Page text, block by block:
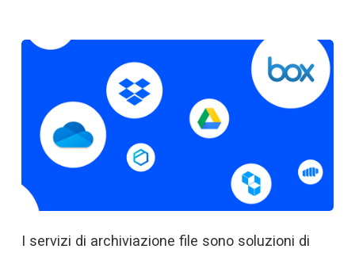
I servizi di archiviazione file sono soluzioni di